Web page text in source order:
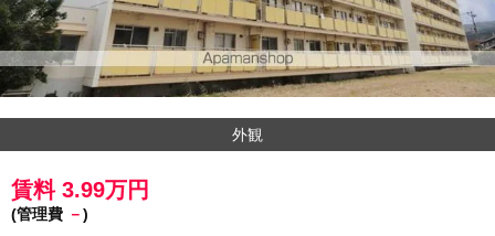
外観
賃料 3.99万円
(管理費 －)